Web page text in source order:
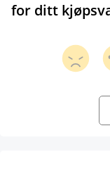
for ditt